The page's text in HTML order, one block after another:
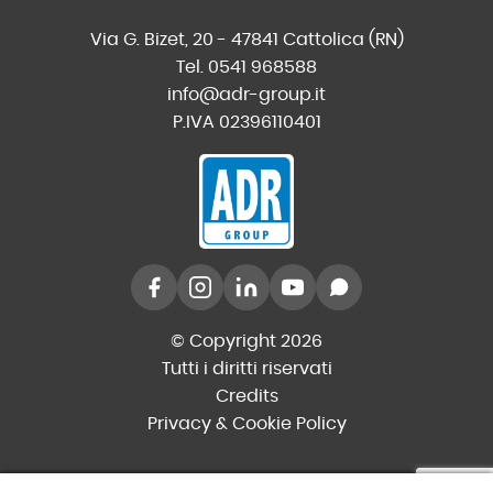
Via G. Bizet, 20 - 47841 Cattolica (RN)
Tel. 0541 968588
info@adr-group.it
P.IVA 02396110401
© Copyright 2026
Tutti i diritti riservati
Credits
Privacy & Cookie Policy